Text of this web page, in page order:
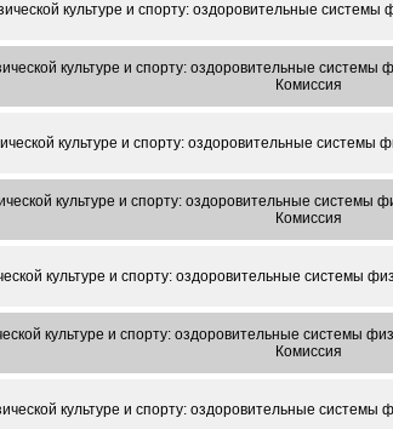
культуре и спорту: оздоровительные системы
культуре и спорту: оздоровительные системы
Комиссия
культуре и спорту: оздоровительные системы
культуре и спорту: оздоровительные системы
Комиссия
культуре и спорту: оздоровительные системы
культуре и спорту: оздоровительные системы
Комиссия
культуре и спорту: оздоровительные системы